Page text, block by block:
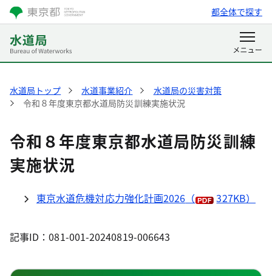
都全体で探す
水道局トップ 水道事業紹介
水道局の災害対策
令和８年度東京都水道局防災訓練実施状況
令和８年度東京都水道局防災訓練
実施状況
東京水道危機対応力強化計画2026 （ 327KB）
記事ID：081-001-20240819-006643